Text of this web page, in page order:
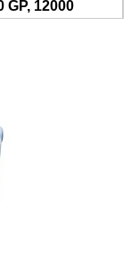
GP, 12000